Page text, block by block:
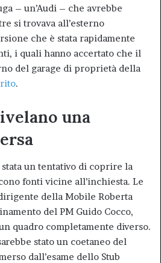
– un’Audi – che avrebbe
si trovava all’esterno
che è stata rapidamente
i quali hanno accertato che il
del garage di proprietà della
.
una
un tentativo di coprire la
fonti vicine all’inchiesta. Le
della Mobile Roberta
del PM Guido Cocco,
quadro completamente diverso.
stato un coetaneo del
dall’esame dello Stub